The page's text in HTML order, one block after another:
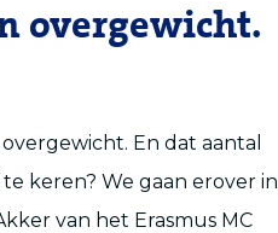
overgewicht.
En dat aantal
keren? We gaan erover in
van het Erasmus MC